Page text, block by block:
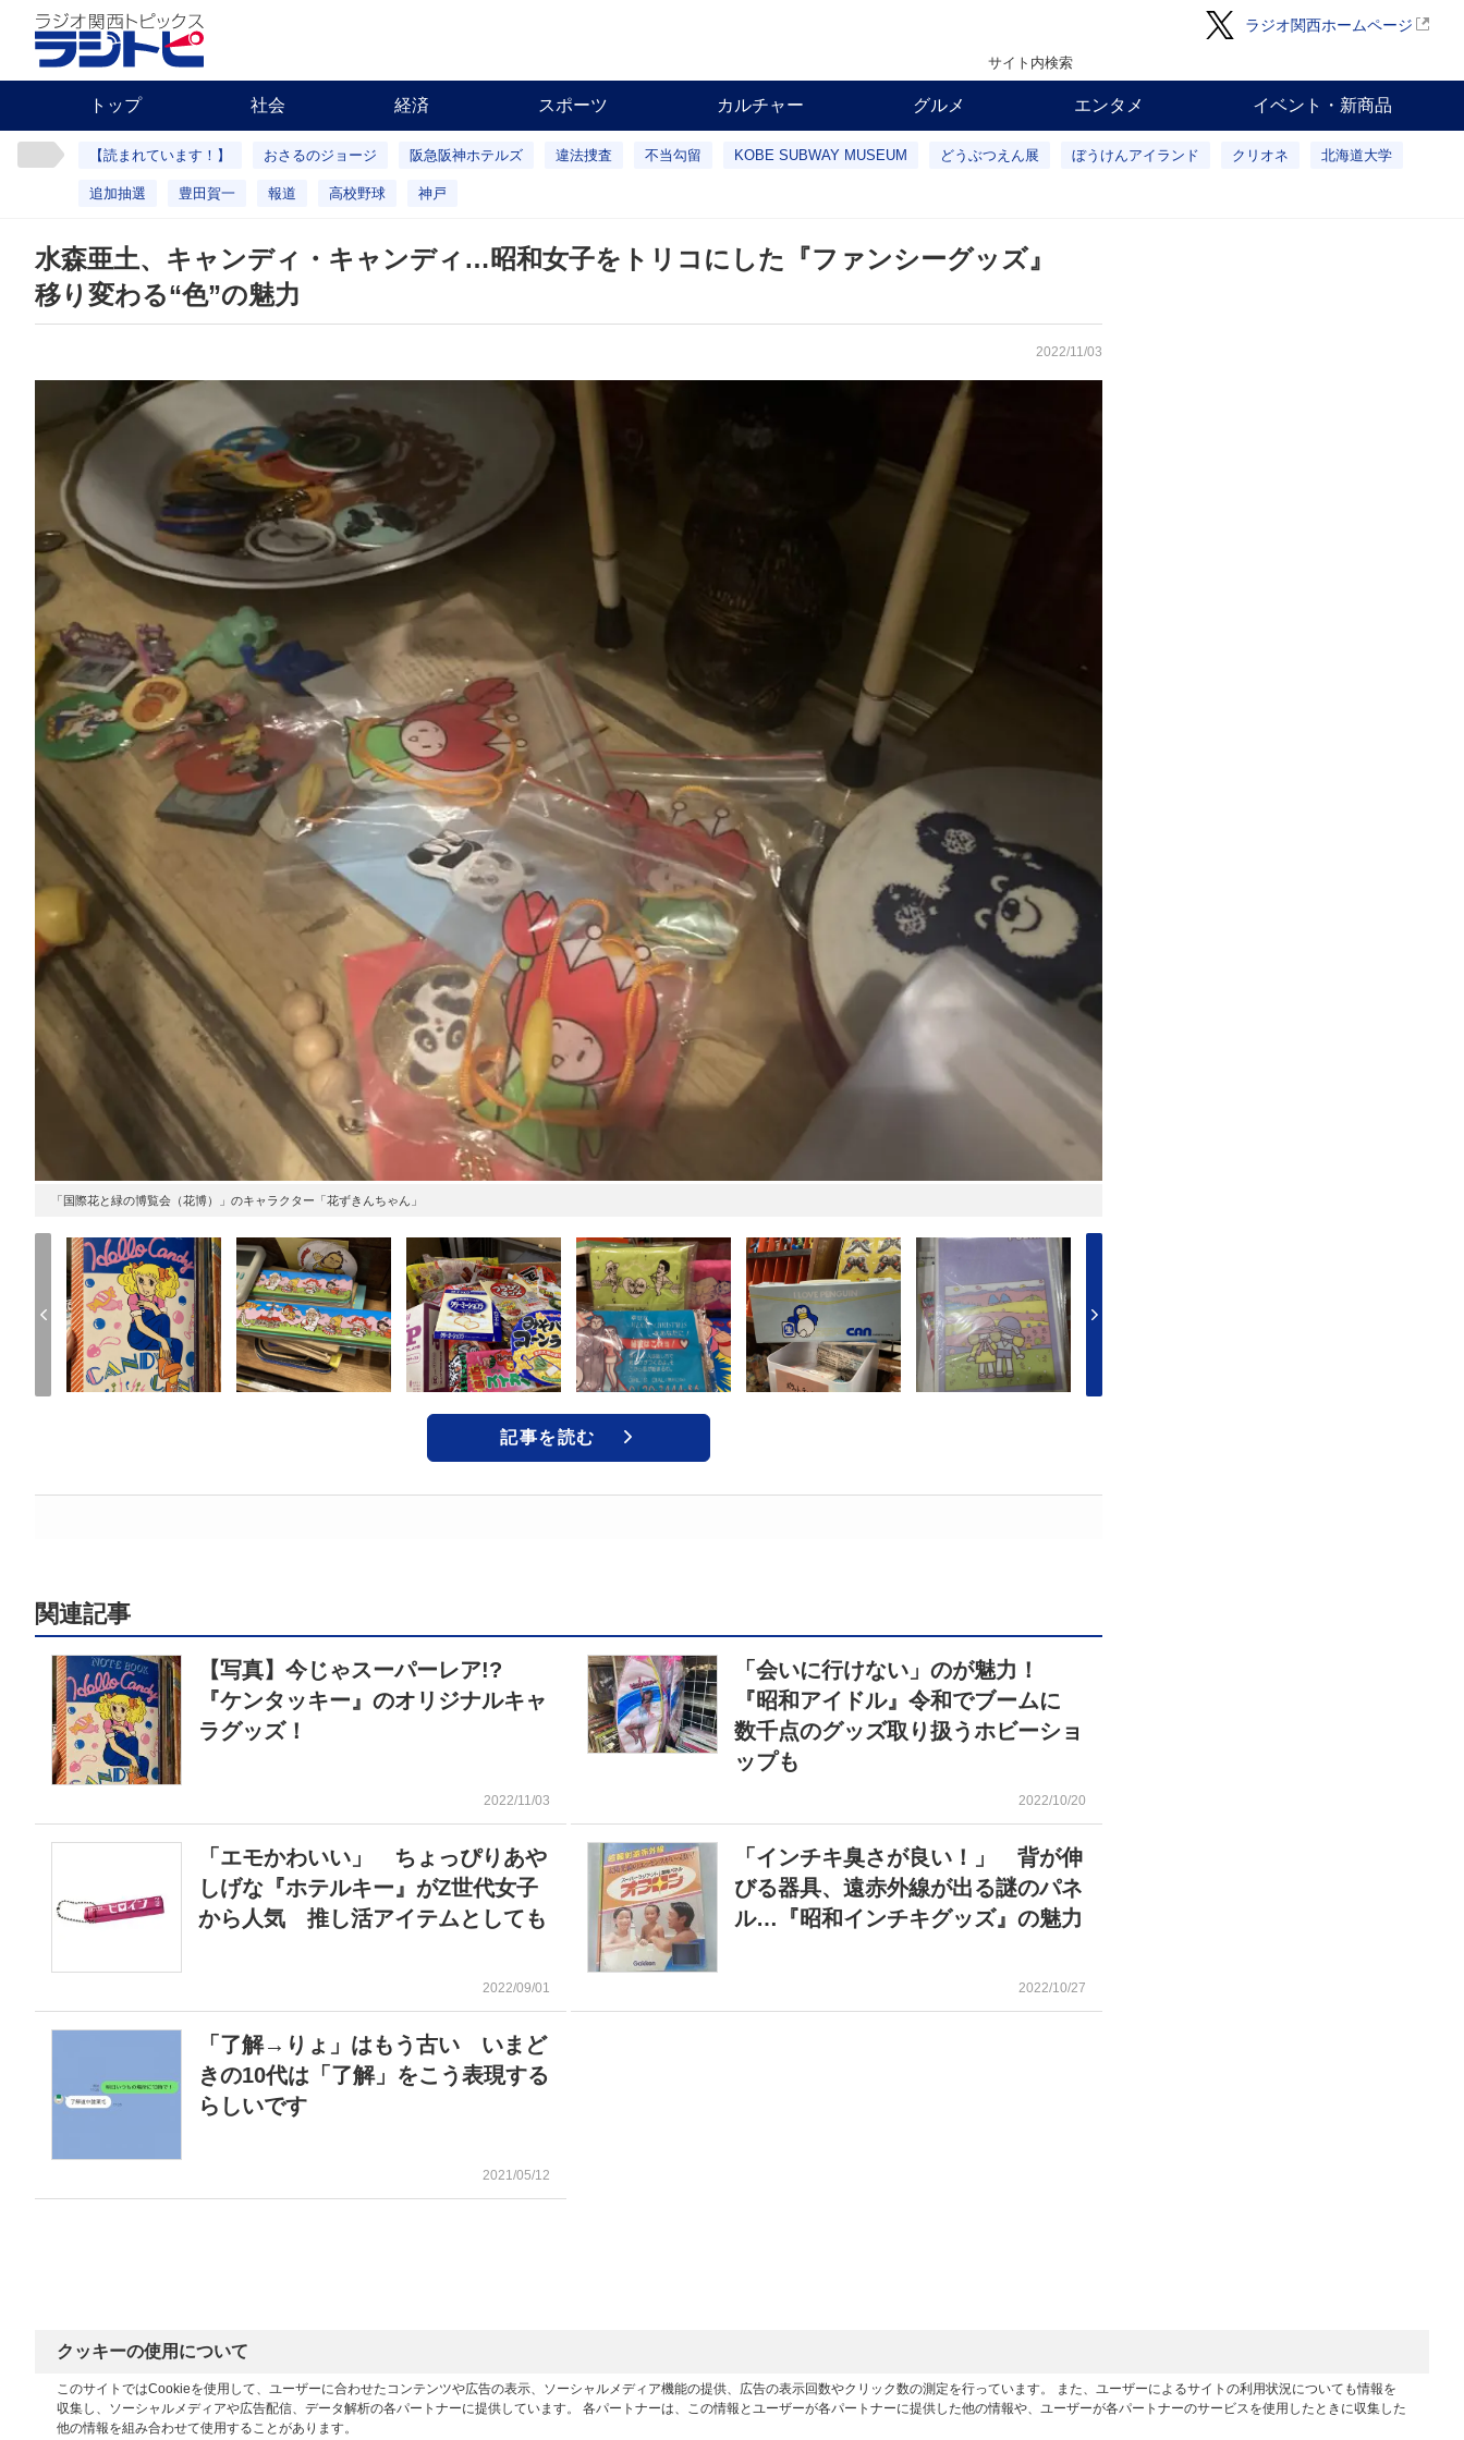
ラジオ関西ホームページ
サイト内検索
トップ 社会 経済 スポーツ カルチャー グルメ エンタメ イベント・新商品
【読まれています！】 おさるのジョージ 阪急阪神ホテルズ 違法捜査 不当勾留 KOBE SUBWAY MUSEUM どうぶつえん展 ぼうけんアイランド クリオネ 北海道大学
追加抽選 豊田賀一 報道 高校野球 神戸
水森亜土、キャンディ・キャンディ…昭和女子をトリコにした『ファンシーグッズ』
移り変わる“色”の魅力
2022/11/03
「国際花と緑の博覧会（花博）」のキャラクター「花ずきんちゃん」
記事を読む
関連記事
【写真】今じゃスーパーレア!?
『ケンタッキー』のオリジナルキャ
ラグッズ！
2022/11/03
「会いに行けない」のが魅力！
『昭和アイドル』令和でブームに
数千点のグッズ取り扱うホビーショ
ップも
2022/10/20
「エモかわいい」 ちょっぴりあや
しげな『ホテルキー』がZ世代女子
から人気 推し活アイテムとしても
2022/09/01
「インチキ臭さが良い！」 背が伸
びる器具、遠赤外線が出る謎のパネ
ル…『昭和インチキグッズ』の魅力
2022/10/27
「了解→りょ」はもう古い いまど
きの10代は「了解」をこう表現する
らしいです
2021/05/12
クッキーの使用について
このサイトではCookieを使用して、ユーザーに合わせたコンテンツや広告の表示、ソーシャルメディア機能の提供、広告の表示回数やクリック数の測定を行っています。 また、ユーザーによるサイトの利用状況についても情報を
収集し、ソーシャルメディアや広告配信、データ解析の各パートナーに提供しています。 各パートナーは、この情報とユーザーが各パートナーに提供した他の情報や、ユーザーが各パートナーのサービスを使用したときに収集した
他の情報を組み合わせて使用することがあります。